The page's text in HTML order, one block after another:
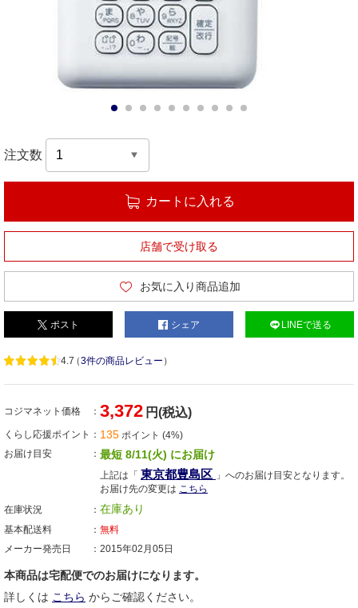
注文数
カートに入れる
店舗で受け取る
お気に入り商品追加
ポスト シェア LINEで送る
4.7（3件の商品レビュー ）
コジマネット価格 3,372 円(税込)
くらし応援ポイント 135 ポイント (4%)
お届け目安
最短 8/11(火) にお届け
上記は「 東京都豊島区 」へのお届け目安となります。
お届け先の変更は こちら
在庫状況
在庫あり
基本配送料
無料
メーカー発売日
2015年02月05日
本商品は宅配便でのお届けになります。
詳しくは こちら からご確認ください。